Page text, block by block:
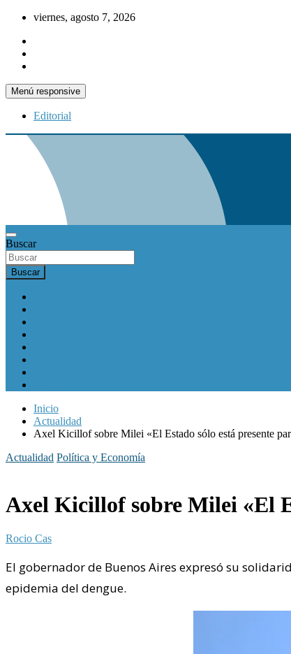
Saltar
contenido
viernes, agosto 7, 2026
Menú responsive
Editorial
Buscar
Buscar
Inicio
Actualidad
Axel Kicillof sobre Milei «El Estado sólo está presente
Actualidad Política y Economía
Axel Kicillof sobre Milei «El
Rocio Cas
El gobernador de Buenos Aires expresó su
epidemia del dengue.